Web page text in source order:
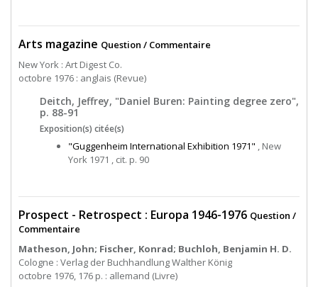
Arts magazine Question / Commentaire
New York : Art Digest Co.
octobre 1976 : anglais (Revue)
Deitch, Jeffrey, "Daniel Buren: Painting degree zero",
p. 88-91
Exposition(s) citée(s)
"Guggenheim International Exhibition 1971" , New
York 1971 , cit. p. 90
Prospect - Retrospect : Europa 1946-1976 Question /
Commentaire
Matheson, John; Fischer, Konrad; Buchloh, Benjamin H. D.
Cologne : Verlag der Buchhandlung Walther König
octobre 1976, 176 p. : allemand (Livre)